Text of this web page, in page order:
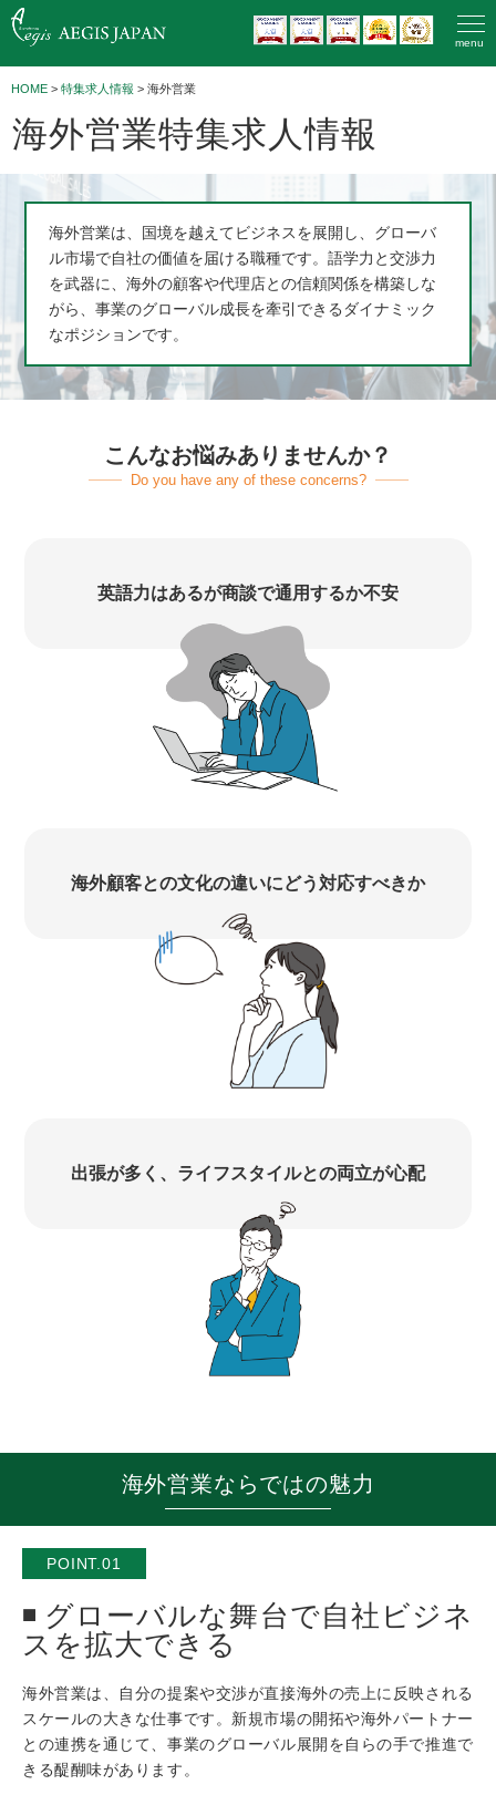
menu
HOME > 特集求人情報 > 海外営業
海外営業特集求人情報
海外営業は、国境を越えてビジネスを展開し、グローバ
ル市場で自社の価値を届ける職種です。語学力と交渉力
を武器に、海外の顧客や代理店との信頼関係を構築しな
がら、事業のグローバル成長を牽引できるダイナミック
なポジションです。
こんなお悩みありませんか？
Do you have any of these concerns?
英語力はあるが商談で通用するか不安
海外顧客との文化の違いにどう対応すべきか
出張が多く、ライフスタイルとの両立が心配
海外営業ならではの魅力
POINT.01
グローバルな舞台で自社ビジネ
スを拡大できる
海外営業は、自分の提案や交渉が直接海外の売上に反映される
スケールの大きな仕事です。新規市場の開拓や海外パートナー
との連携を通じて、事業のグローバル展開を自らの手で推進で
きる醍醐味があります。